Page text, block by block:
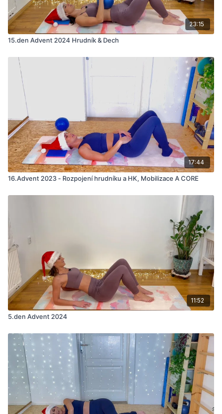
23:15
15.den Advent 2024 Hrudník & Dech
17:44
16.Advent 2023 - Rozpojení hrudníku a HK, Mobilizace A CORE
11:52
5.den Advent 2024